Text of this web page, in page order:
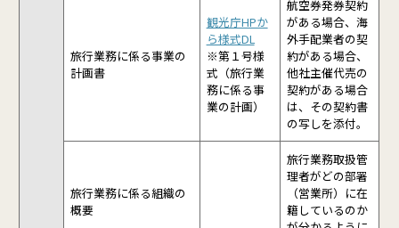
旅行業務に係る事業の
計画書
観光庁HPか
ら様式DL
※第１号様
式（旅行業
務に係る事
業の計画）
航空券発券契約
がある場合、海
外手配業者の契
約がある場合、
他社主催代売の
契約がある場合
は、その契約書
の写しを添付。
旅行業務に係る組織の
概要
旅行業務取扱管
理者がどの部署
（営業所）に在
籍しているのか